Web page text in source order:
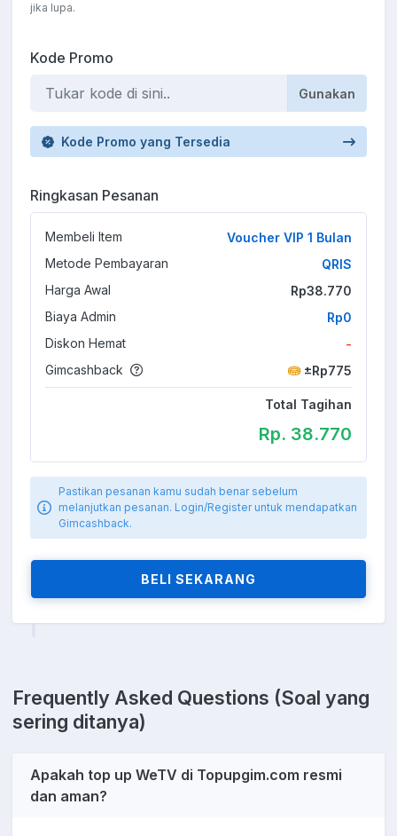
jika lupa.
Kode Promo
Gunakan
Kode Promo yang Tersedia
Ringkasan Pesanan
Membeli Item
Voucher VIP 1 Bulan
Metode Pembayaran
QRIS
Harga Awal
Rp38.770
Biaya Admin
Rp0
Diskon Hemat
-
Gimcashback
±Rp775
Total Tagihan
Rp. 38.770
Pastikan pesanan kamu sudah benar sebelum
melanjutkan pesanan. Login/Register untuk mendapatkan
Gimcashback.
BELI SEKARANG
Frequently Asked Questions (Soal yang
sering ditanya)
Apakah top up WeTV di Topupgim.com resmi
dan aman?